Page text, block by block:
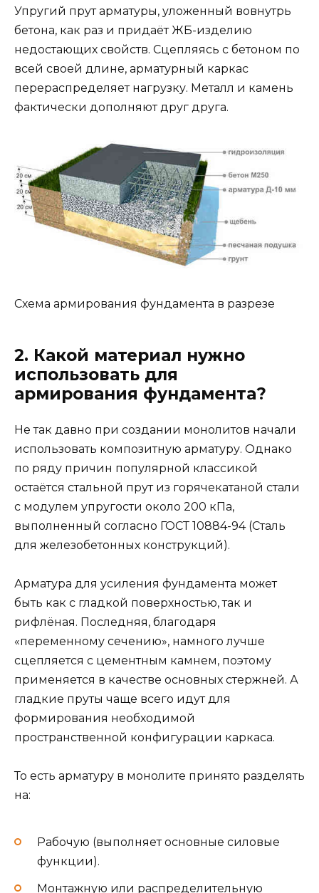
Упругий прут арматуры, уложенный вовнутрь
бетона, как раз и придаёт ЖБ-изделию
недостающих свойств. Сцепляясь с бетоном по
всей своей длине, арматурный каркас
перераспределяет нагрузку. Металл и камень
фактически дополняют друг друга.
Схема армирования фундамента в разрезе
2. Какой материал нужно
использовать для
армирования фундамента?
Не так давно при создании монолитов начали
использовать композитную арматуру. Однако
по ряду причин популярной классикой
остаётся стальной прут из горячекатаной стали
с модулем упругости около 200 кПа,
выполненный согласно ГОСТ 10884-94 (Сталь
для железобетонных конструкций).
Арматура для усиления фундамента может
быть как с гладкой поверхностью, так и
рифлёная. Последняя, благодаря
«переменному сечению», намного лучше
сцепляется с цементным камнем, поэтому
применяется в качестве основных стержней. А
гладкие пруты чаще всего идут для
формирования необходимой
пространственной конфигурации каркаса.
То есть арматуру в монолите принято разделять
на:
Рабочую (выполняет основные силовые
функции).
Монтажную или распределительную